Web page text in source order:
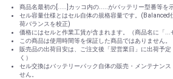
商品名最初の[.....]カッコ内の.....がバッテリー型番等を示
セル容量仕様とはセル自体の規格容量です。(Balanced
荷バランスを校正)
価格にはセルと作業工賃が含まれます。（商品名に「...
この商品は使用時間等を保証した商品ではありません。
販売品の出荷目安は、ご注文後「翌営業日」に出荷予
く）
セル交換はバッテリーパック自体の販売・メンテナン
せん。